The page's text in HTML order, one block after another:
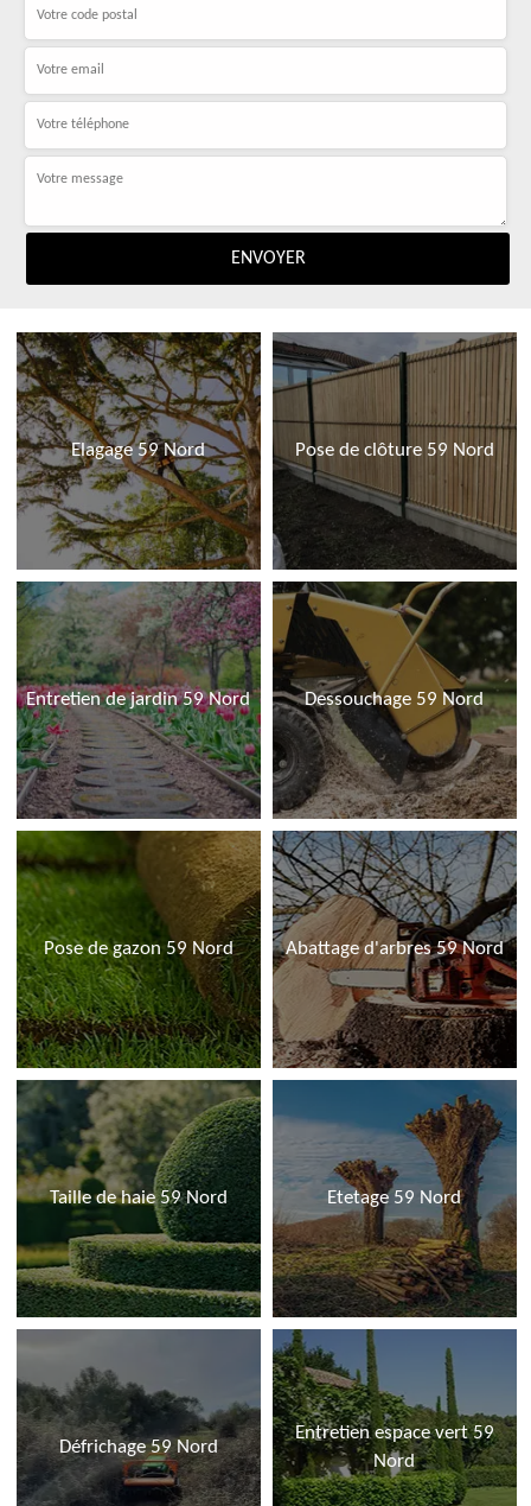
Elagage 59 Nord Pose de clôture 59 Nord
Entretien de jardin 59 Nord Dessouchage 59 Nord
Pose de gazon 59 Nord Abattage d'arbres 59 Nord
Taille de haie 59 Nord Etetage 59 Nord
Défrichage 59 Nord
Entretien espace vert 59
Nord